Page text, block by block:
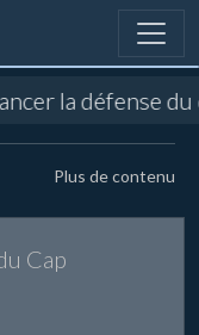
la défense
Plus de contenu
Cap